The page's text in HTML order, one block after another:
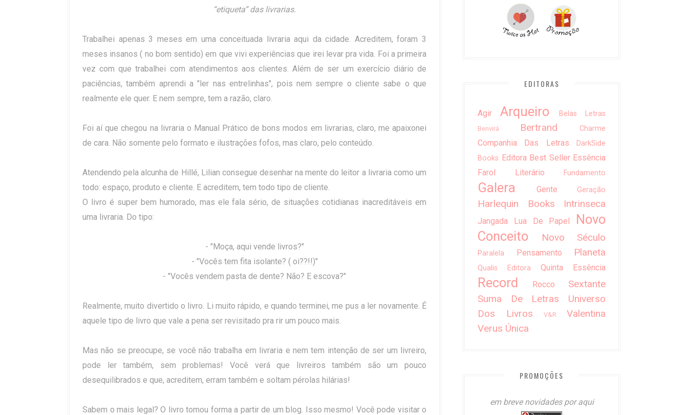
“etiqueta” das livrarias.
Trabalhei apenas 3 meses em uma conceituada livraria aqui da cidade. Acreditem, foram 3
meses insanos ( no bom sentido) em que vivi experiências que irei levar pra vida. Foi a primeira
vez com que trabalhei com atendimentos aos clientes. Além de ser um exercício diário de
paciências, também aprendi a "ler nas entrelinhas", pois nem sempre o cliente sabe o que
realmente ele quer. E nem sempre, tem a razão, claro.
Foi aí que chegou na livraria o Manual Prático de bons modos em livrarias, claro, me apaixonei
de cara. Não somente pelo formato e ilustrações fofos, mas claro, pelo conteúdo.
Atendendo pela alcunha de Hillé, Lilian consegue desenhar na mente do leitor a livraria como um
todo: espaço, produto e cliente. E acreditem, tem todo tipo de cliente.
O livro é super bem humorado, mas ele fala sério, de situações cotidianas inacreditáveis em
uma livraria. Do tipo:
- "Moça, aqui vende livros?"
- "Vocês tem fita isolante? ( oi??!!)"
- "Vocês vendem pasta de dente? Não? E escova?"
Realmente, muito divertido o livro. Li muito rápido, e quando terminei, me pus a ler novamente. É
aquele tipo de livro que vale a pena ser revisitado pra rir um pouco mais.
Mas não se preocupe, se você não trabalha em livraria e nem tem intenção de ser um livreiro,
pode ler também, sem problemas! Você verá que livreiros também são um pouco
desequilibrados e que, acreditem, erram também e soltam pérolas hilárias!
Sabem o mais legal? O livro tomou forma a partir de um blog. Isso mesmo! Você pode visitar o
EDITORAS
Agir Arqueiro Belas Letras
Benvirá Bertrand Charme
Companhia Das Letras
DarkSide
Books Editora Best Seller Essência
Farol Literário
Fundamento
Galera Gente Geração
Harlequin Books Intrinseca
Jangada Lua De Papel
Novo
Conceito
Novo Século
Paralela Pensamento Planeta
Qualis Editora Quinta Essência
Record Rocco
Sextante
Suma De Letras
Universo
Dos Livros
V&R
Valentina
Verus Única
PROMOÇÕES
em breve novidades por aqui